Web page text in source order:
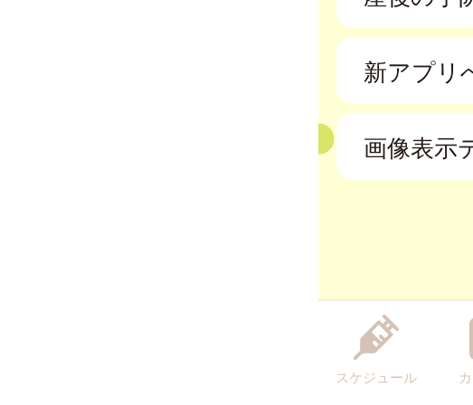
新アプリ
画像表示
スケジュール